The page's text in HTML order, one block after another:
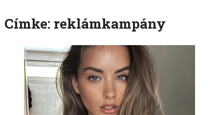
Címke: reklámkampány